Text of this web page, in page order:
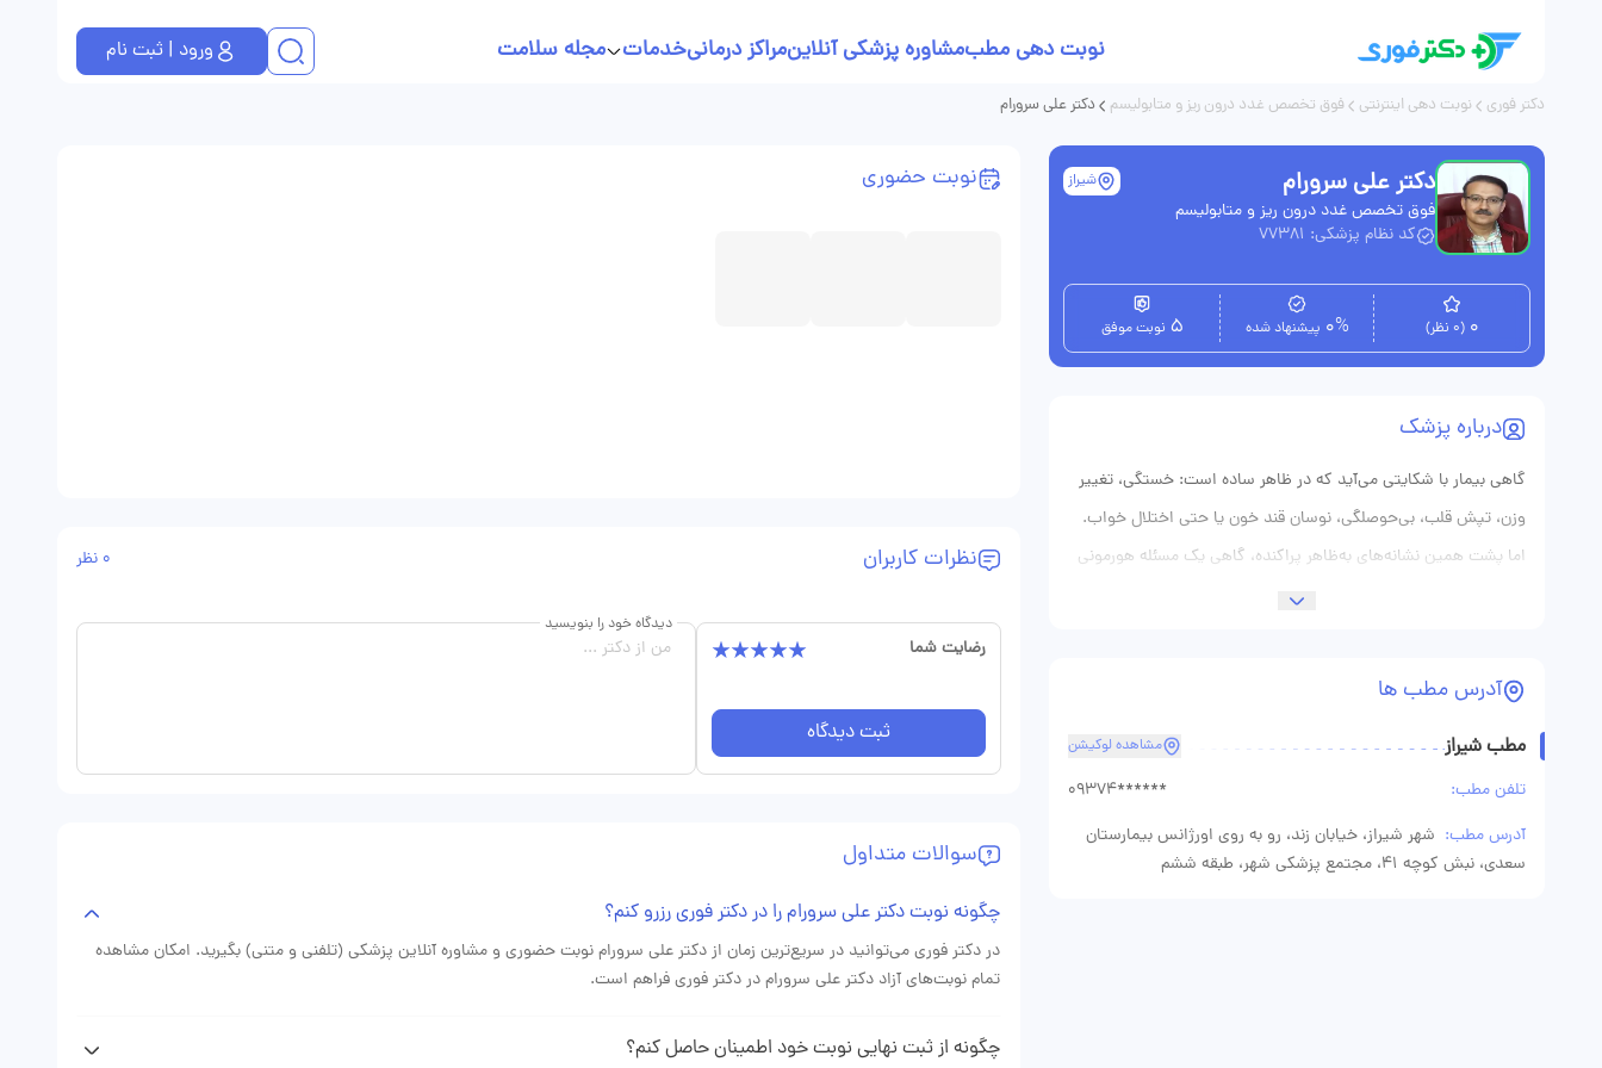
نوبت دهی مطبمشاوره پزشکی آنلاینمراکز درمانیخدمات مجله سلامت ورود | ثبت نام
دکتر فوری نوبت دهی اینترنتی فوق تخصص غدد درون ریز و متابولیسم دکتر علی سرورام
دکتر علی سرورام
فوق تخصص غدد درون ریز و متابولیسم
کد نظام پزشکی: 77381
شیراز
0 (0 نظر) 0% پیشنهاد شده 5 نوبت موفق
درباره پزشک
گاهی بیمار با شکایتی می‌آید که در ظاهر ساده است: خستگی، تغییر
وزن، تپش قلب، بی‌حوصلگی، نوسان قند خون یا حتی اختلال خواب.
اما پشت همین نشانه‌های به‌ظاهر پراکنده، گاهی یک مسئله هورمونی
یا متابولیک قرار دارد. سیستم غدد درون‌ریز از آن بخش‌های بدن است
نیازمند نگاه تخصصی و تجربه بالینی است. دکتر علی سرورام، فوق
تخصص غدد و متابولیسم و متخصص داخلی در شیراز هستند و در
منابع نوبت‌دهی با شماره نظام پزشکی ۷۷۳۸۱ ثبت شده‌اند. در
پروفایل‌های نوبت‌دهی، مطب ایشان در شیراز، خیابان زند، نبش کوچه
۴۱، مجتمع پزشکی شهر، طبقه ششم ذکر شده است. در مورد این
آدرس مطب ها
مطب شیراز مشاهده لوکیشن
تلفن مطب:
09374******
آدرس مطب: شهر شیراز، خیابان زند، رو به روی اورژانس بیمارستان
سعدی، نبش کوچه 41، مجتمع پزشکی شهر، طبقه ششم
نوبت حضوری
نظرات کاربران 0 نظر
دیدگاه خود را بنویسید
رضایت شما
ثبت دیدگاه
سوالات متداول
چگونه نوبت دکتر علی سرورام را در دکتر فوری رزرو کنم؟
در دکتر فوری می‌توانید در سریع‌ترین زمان از دکتر علی سرورام نوبت حضوری و مشاوره آنلاین پزشکی (تلفنی و متنی) بگیرید. امکان مشاهده
تمام نوبت‌های آزاد دکتر علی سرورام در دکتر فوری فراهم است.
چگونه از ثبت نهایی نوبت خود اطمینان حاصل کنم؟